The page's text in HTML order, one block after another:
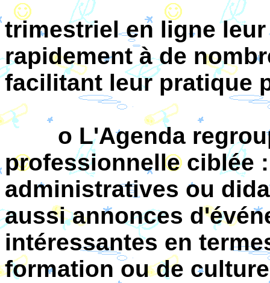
trimestriel en ligne
rapidement à de
facilitant leur pratique
o L'Agenda
professionnelle ciblée
administratives ou
aussi annonces
intéressantes en
formation ou de